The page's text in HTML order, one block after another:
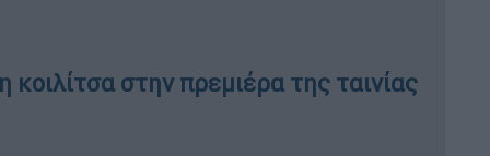
στην πρεμιέρα της ταινίας